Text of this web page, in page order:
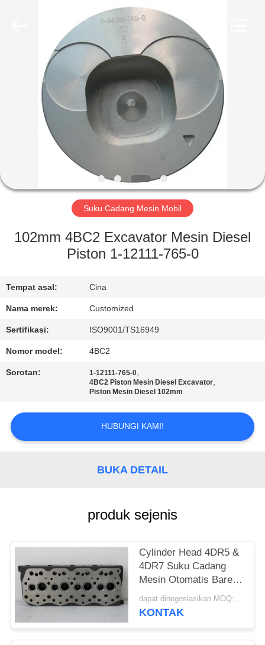
RUMAH
PRODUK
VIDEO
TENTANG
KAMI
TUR
KONTROL
KUALITAS
PERMINTAAN
PRIVACY
Suku Cadang Mesin Mobil
102mm 4BC2 Excavator Mesin Diesel
Piston 1-12111-765-0
Tempat asal: Cina
Nama merek: Customized
Sertifikasi: ISO9001/TS16949
Nomor model: 4BC2
Sorotan: 1-12111-765-0,
4BC2 Piston Mesin Diesel Excavator,
Piston Mesin Diesel 102mm
HUBUNGI KAMI!
BUKA DETAIL
produk sejenis
Cylinder Head 4DR5 &
4DR7 Suku Cadang
Mesin Otomatis Bare
Head Hanya Bahan
Aluminium
dapat dinegosiasikan MOQ:5 pcs
KONTAK